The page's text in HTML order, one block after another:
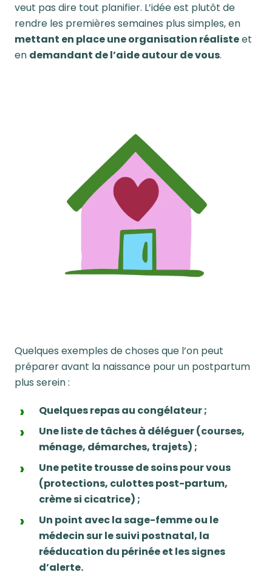
veut pas dire tout planifier. L’idée est plutôt de
rendre les premières semaines plus simples, en
mettant en place une organisation réalisteet
en demandant de l’aide autour de vous.
Quelques exemples de choses que l’on peut
préparer avant la naissance pour un postpartum
plus serein :
Quelques repas au congélateur ;
Une liste de tâches à déléguer (courses,
ménage, démarches, trajets) ;
Une petite trousse de soins pour vous
(protections, culottes post-partum,
crème si cicatrice) ;
Un point avec la sage-femme ou le
médecin sur le suivi postnatal, la
rééducation du périnée et les signes
d’alerte.